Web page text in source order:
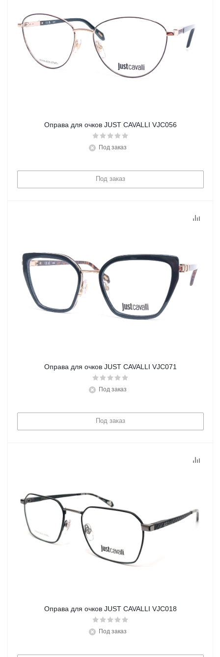
Оправа для очков JUST CAVALLI VJC056
Под заказ
Под заказ
Оправа для очков JUST CAVALLI VJC071
Под заказ
Под заказ
Оправа для очков JUST CAVALLI VJC018
Под заказ